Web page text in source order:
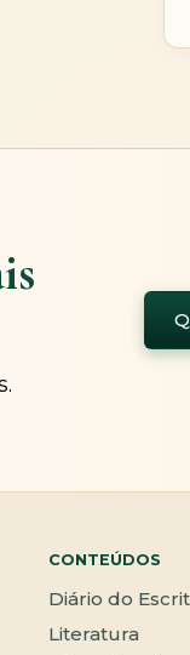
CONTEÚDOS
Diário do
Literatura